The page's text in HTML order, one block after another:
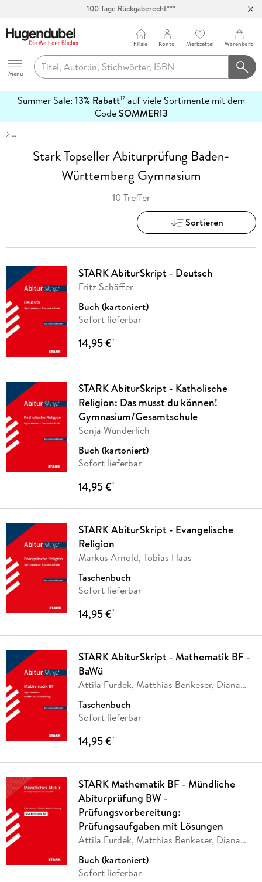
100 Tage Rückgaberecht***
Hugendubel
Menu
Filiale Konto Merkzettel Warenkorb
Summer Sale: 13% Rabatt12auf viele Sortimente mit dem
CodeSOMMER13
erfahren
…
Stark Topseller Abiturprüfung Baden-
Württemberg Gymnasium
10 Treffer
Sortieren
STARK AbiturSkript - Deutsch
Fritz Schäffer
Buch (kartoniert)
Sofort lieferbar
14,95 €*
STARK AbiturSkript - Katholische
Religion: Das musst du können!
Gymnasium/Gesamtschule
Sonja Wunderlich
Buch (kartoniert)
Sofort lieferbar
14,95 €*
STARK AbiturSkript - Evangelische
Religion
Markus Arnold, Tobias Haas
Taschenbuch
Sofort lieferbar
14,95 €*
STARK AbiturSkript - Mathematik BF -
BaWü
Attila Furdek, Matthias Benkeser, Diana
Taschenbuch
Sofort lieferbar
14,95 €*
STARK Mathematik BF - Mündliche
Abiturprüfung BW -
Prüfungsvorbereitung:
Prüfungsaufgaben mit Lösungen
Attila Furdek, Matthias Benkeser, Diana
Buch (kartoniert)
Sofort lieferbar